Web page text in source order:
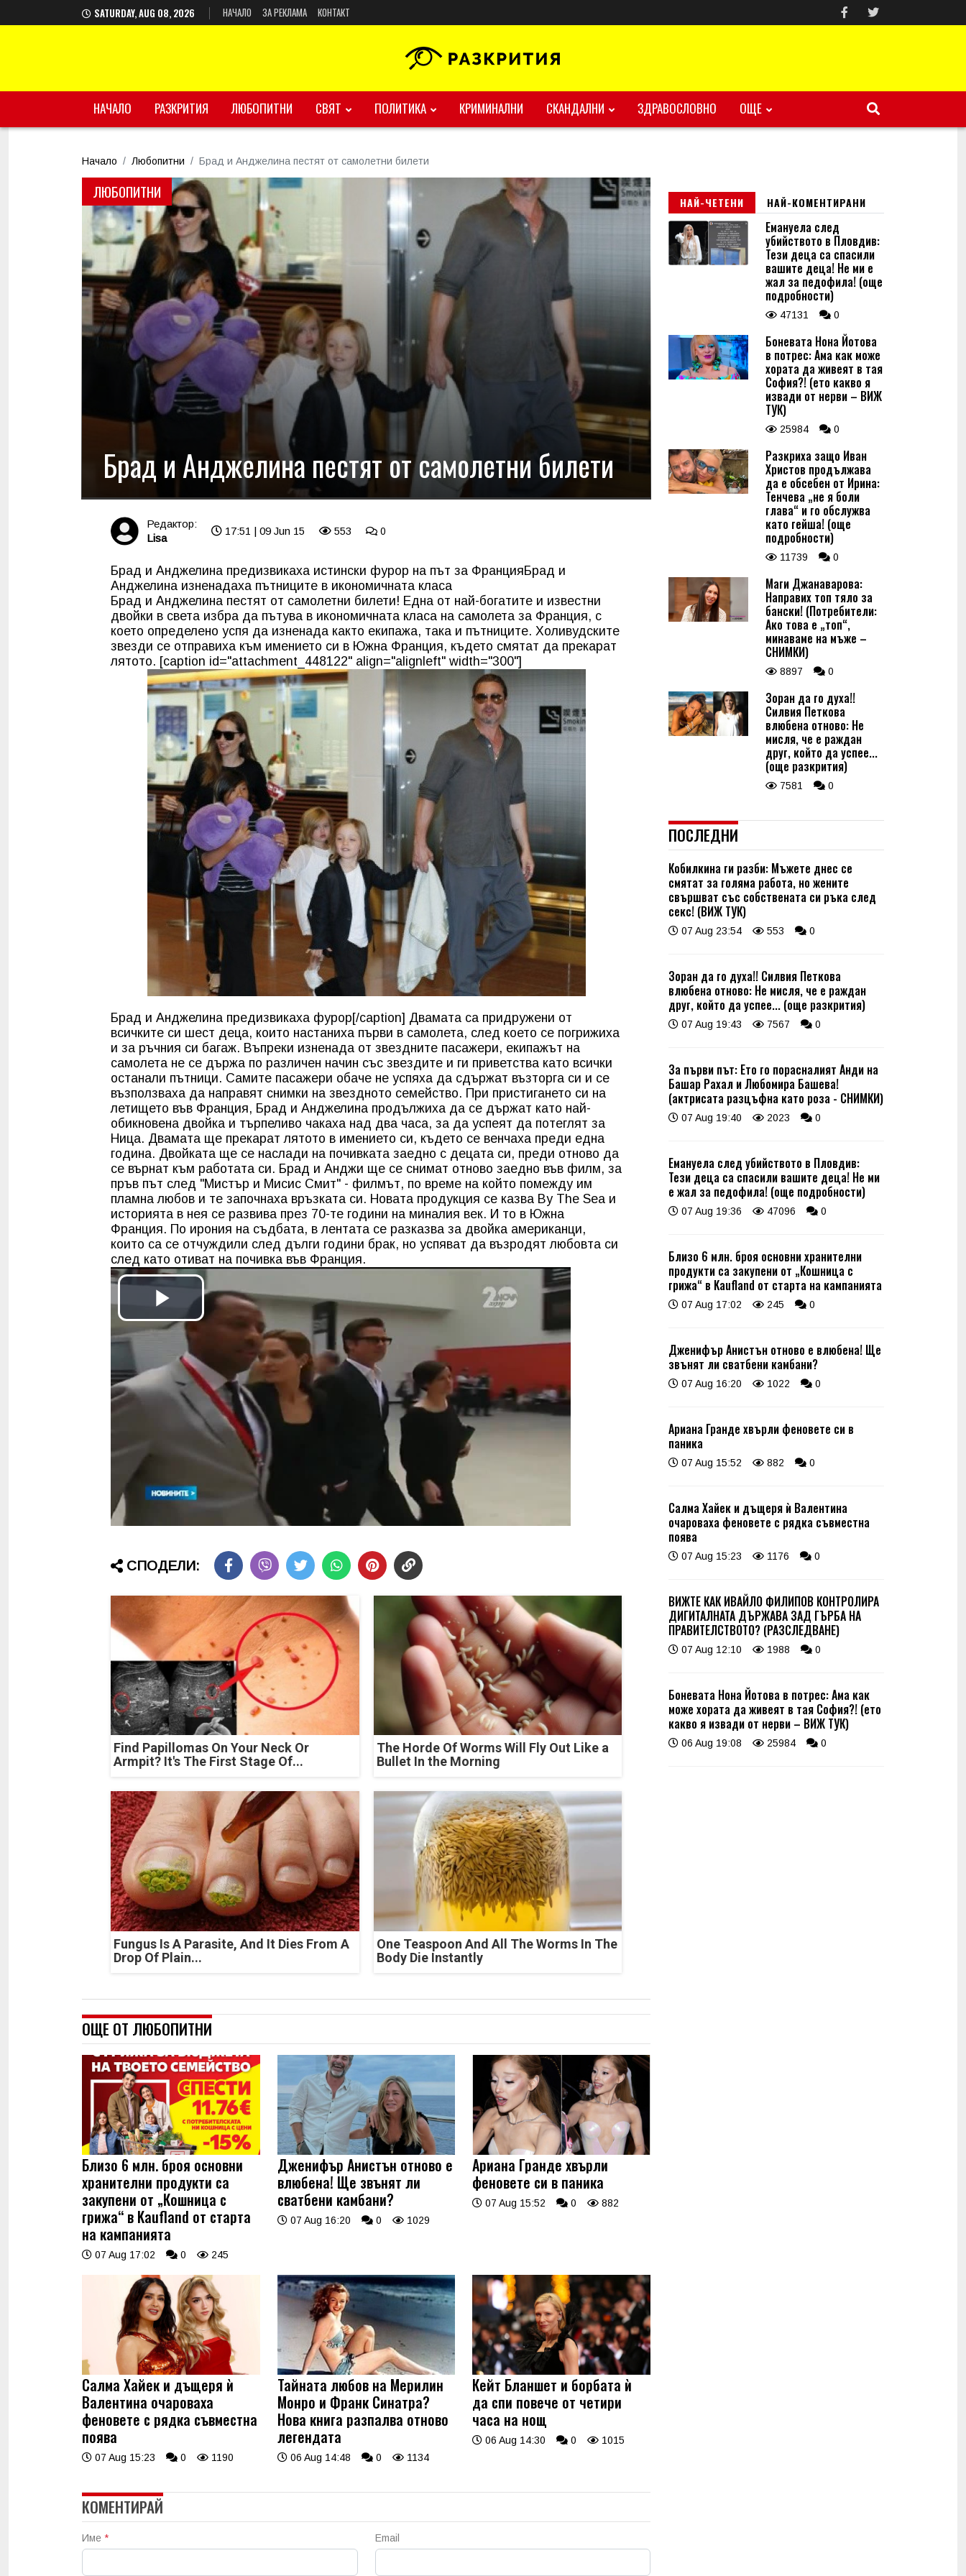
SATURDAY, AUG 08, 2026 НАЧАЛО ЗА РЕКЛАМА КОНТАКТ
НАЧАЛО РАЗКРИТИЯ ЛЮБОПИТНИ СВЯТ ПОЛИТИКА КРИМИНАЛНИ СКАНДАЛНИ ЗДРАВОСЛОВНО ОЩЕ
Начало Любопитни Брад и Анджелина пестят от самолетни билети
ЛЮБОПИТНИ
Брад и Анджелина пестят от самолетни билети
Редактор:
Lisa
17:51 | 09 Jun 15 553 0
Брад и Анджелина предизвикаха истински фурор на път за ФранцияБрад и
Анджелина изненадаха пътниците в икономичната класа
Брад и Анджелина пестят от самолетни билети! Една от най-богатите и известни
двойки в света избра да пътува в икономичната класа на самолета за Франция, с
което определено успя да изненада както екипажа, така и пътниците. Холивудските
звезди се отправиха към имението си в Южна Франция, където смятат да прекарат
лятото. [caption id="attachment_448122" align="alignleft" width="300"]
Брад и Анджелина предизвикаха фурор[/caption] Двамата са придружени от
всичките си шест деца, които настаниха първи в самолета, след което се погрижиха
и за ръчния си багаж. Въпреки изненада от звездните пасажери, екипажът на
самолета не се държа по различен начин със звездите и ги приветства като всички
останали пътници. Самите пасажери обаче не успяха да сдържат възторга си и се
възползваха да направят снимки на звездното семейство. При пристигането си на
летището във Франция, Брад и Анджелина продължиха да се държат като най-
обикновена двойка и търпеливо чакаха над два часа, за да успеят да потеглят за
Ница. Двамата ще прекарат лятото в имението си, където се венчаха преди една
година. Двойката ще се наслади на почивката заедно с децата си, преди отново да
се върнат към работата си. Брад и Анджи ще се снимат отново заедно във филм, за
пръв път след "Мистър и Мисис Смит" - филмът, по време на който помежду им
пламна любов и те започнаха връзката си. Новата продукция се казва By The Sea и
историята в нея се развива през 70-те години на миналия век. И то в Южна
Франция. По ирония на съдбата, в лентата се разказва за двойка американци,
които са се отчуждили след дълги години брак, но успяват да възродят любовта си
след като отиват на почивка във Франция.
СПОДЕЛИ:
Find Papillomas On Your Neck Or
Armpit? It's The First Stage Of...
The Horde Of Worms Will Fly Out Like a
Bullet In the Morning
Fungus Is A Parasite, And It Dies From A
Drop Of Plain...
One Teaspoon And All The Worms In The
Body Die Instantly
ОЩЕ ОТ ЛЮБОПИТНИ
Близо 6 млн. броя основни
хранителни продукти са
закупени от „Кошница с
грижа“ в Kaufland от старта
на кампанията
07 Aug 17:02 0 245
Дженифър Анистън отново е
влюбена! Ще звънят ли
сватбени камбани?
07 Aug 16:20 0 1029
Ариана Гранде хвърли
феновете си в паника
07 Aug 15:52 0 882
Салма Хайек и дъщеря ѝ
Валентина очароваха
феновете с рядка съвместна
поява
07 Aug 15:23 0 1190
Тайната любов на Мерилин
Монро и Франк Синатра?
Нова книга разпалва отново
легендата
06 Aug 14:48 0 1134
Кейт Бланшет и борбата ѝ
да спи повече от четири
часа на нощ
06 Aug 14:30 0 1015
КОМЕНТИРАЙ
Име * Email
НАЙ-ЧЕТЕНИ НАЙ-КОМЕНТИРАНИ
Емануела след
убийството в Пловдив:
Тези деца са спасили
вашите деца! Не ми е
жал за педофила! (още
подробности)
47131 0
Боневата Нона Йотова
в потрес: Ама как може
хората да живеят в тая
София?! (ето какво я
извади от нерви – ВИЖ
ТУК)
25984 0
Разкриха защо Иван
Христов продължава
да е обсебен от Ирина:
Тенчева „не я боли
глава“ и го обслужва
като гейша! (още
подробности)
11739 0
Маги Джанаварова:
Направих топ тяло за
бански! (Потребители:
Ако това е „топ“,
минаваме на мъже –
СНИМКИ)
8897 0
Зоран да го духа!!
Силвия Петкова
влюбена отново: Не
мисля, че е раждан
друг, който да успее...
(още разкрития)
7581 0
ПОСЛЕДНИ
Кобилкина ги разби: Мъжете днес се
смятат за голяма работа, но жените
свършват със собствената си ръка след
секс! (ВИЖ ТУК)
07 Aug 23:54 553 0
Зоран да го духа!! Силвия Петкова
влюбена отново: Не мисля, че е раждан
друг, който да успее... (още разкрития)
07 Aug 19:43 7567 0
За първи път: Ето го порасналият Анди на
Башар Рахал и Любомира Башева!
(актрисата разцъфна като роза - СНИМКИ)
07 Aug 19:40 2023 0
Емануела след убийството в Пловдив:
Тези деца са спасили вашите деца! Не ми
е жал за педофила! (още подробности)
07 Aug 19:36 47096 0
Близо 6 млн. броя основни хранителни
продукти са закупени от „Кошница с
грижа“ в Kaufland от старта на кампанията
07 Aug 17:02 245 0
Дженифър Анистън отново е влюбена! Ще
звънят ли сватбени камбани?
07 Aug 16:20 1022 0
Ариана Гранде хвърли феновете си в
паника
07 Aug 15:52 882 0
Салма Хайек и дъщеря ѝ Валентина
очароваха феновете с рядка съвместна
поява
07 Aug 15:23 1176 0
ВИЖТЕ КАК ИВАЙЛО ФИЛИПОВ КОНТРОЛИРА
ДИГИТАЛНАТА ДЪРЖАВА ЗАД ГЪРБА НА
ПРАВИТЕЛСТВОТО? (РАЗСЛЕДВАНЕ)
07 Aug 12:10 1988 0
Боневата Нона Йотова в потрес: Ама как
може хората да живеят в тая София?! (ето
какво я извади от нерви – ВИЖ ТУК)
06 Aug 19:08 25984 0